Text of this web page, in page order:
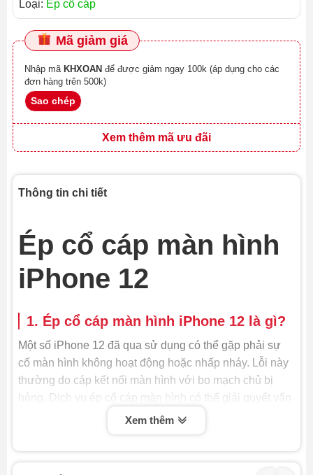
Loại: Ép cổ cáp
Mã giảm giá
Nhập mã KHXOAN
đơn hàng trên 500k)
Sao chép
Xem thêm mã ưu đãi
Thông tin chi tiết
Ép cổ cáp màn hình
iPhone 12
1. Ép cổ cáp màn hình iPhone 12 là gì?
Một số iPhone 12 đã qua sử dụng có thể gặp phải sự
cố màn hình không hoạt động hoặc nhấp nháy. Lỗi này
thường do cáp kết nối màn hình với bo mạch chủ bị
hỏng. Dịch vụ ép cổ cáp màn hình có thể giải quyết vấn
nhằm khôi phục hoặc thay thế cáp kết nối giữa màn
Xem thêm